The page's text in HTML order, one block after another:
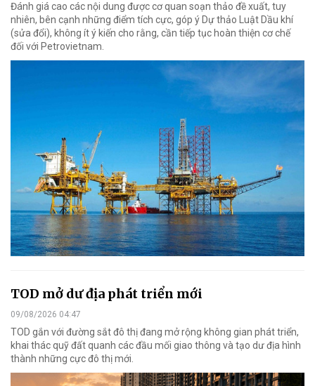
Đánh giá cao các nội dung được cơ quan soạn thảo đề xuất, tuy
nhiên, bên cạnh những điểm tích cực, góp ý Dự thảo Luật Dầu khí
(sửa đổi), không ít ý kiến cho rằng, cần tiếp tục hoàn thiện cơ chế
đối với Petrovietnam.
TOD mở dư địa phát triển mới
09/08/2026 04:47
TOD gắn với đường sắt đô thị đang mở rộng không gian phát triển,
khai thác quỹ đất quanh các đầu mối giao thông và tạo dư địa hình
thành những cực đô thị mới.